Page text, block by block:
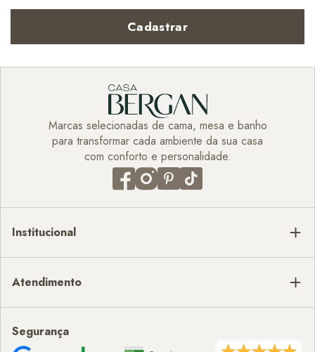
Cadastrar
Marcas selecionadas de cama, mesa e banho
para transformar cada ambiente da sua casa
com conforto e personalidade.
Institucional
Atendimento
Segurança